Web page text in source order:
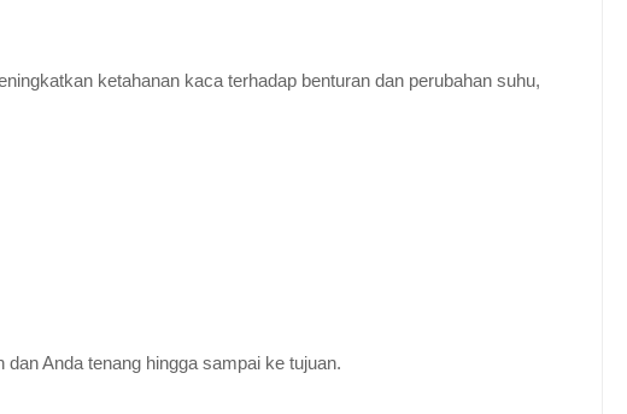
ketahanan kaca terhadap benturan dan perubahan suhu,
Anda tenang hingga sampai ke tujuan.